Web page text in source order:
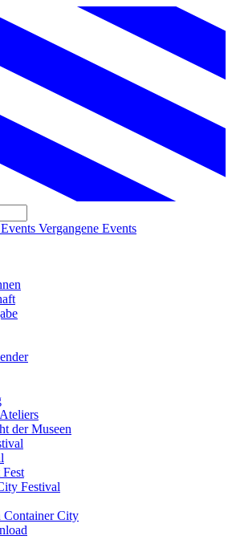
Vergangene Events
der Museen
Festival
Container City